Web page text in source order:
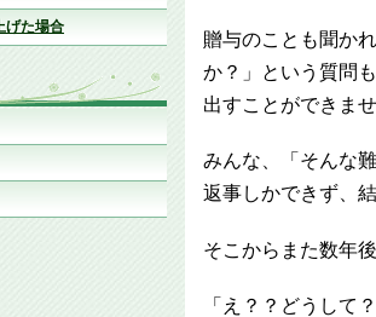
げた場合
贈与のことも聞か
か？」という質問
出すことができま
みんな、「そんな
返事しかできず、
そこからまた数年
「え？？どうして